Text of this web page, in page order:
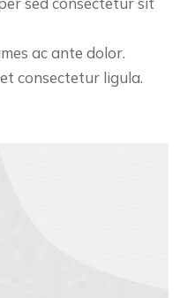
ac ante dolor.
consectetur ligula.